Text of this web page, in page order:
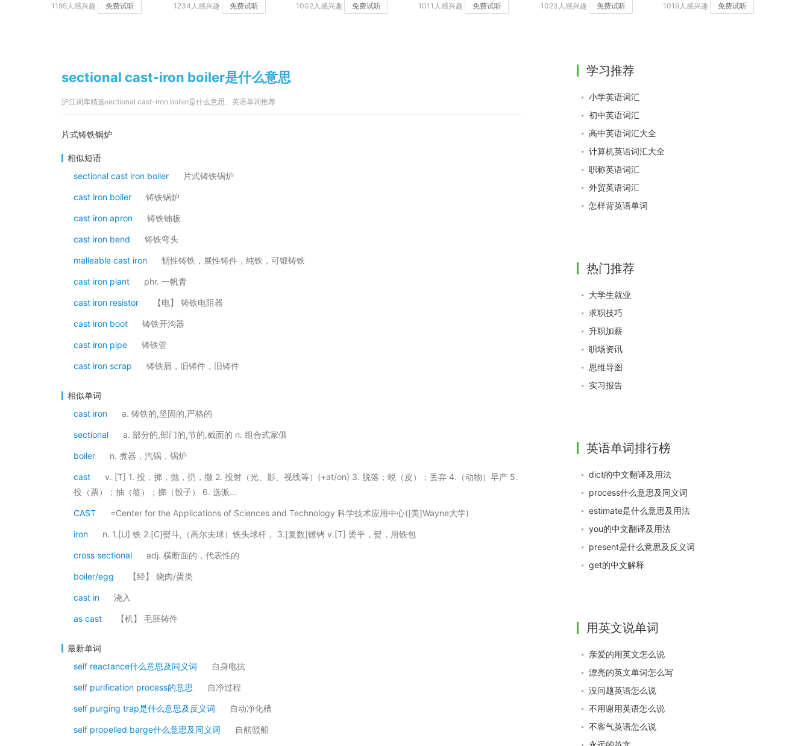
1195人感兴趣 免费试听 1234人感兴趣 免费试听 1002人感兴趣 免费试听 1011人感兴趣 免费试听 1023人感兴趣 免费试听 1019人感兴趣 免费试听
sectional cast-iron boiler是什么意思
沪江词库精选sectional cast-iron boiler是什么意思、英语单词推荐
片式铸铁锅炉
相似短语
sectional cast iron boiler
片式铸铁锅炉
cast iron boiler 铸铁锅炉
cast iron apron 铸铁铺板
cast iron bend 铸铁弯头
malleable cast iron 韧性铸铁，展性铸件，纯铁，可锻铸铁
cast iron plant phr. 一帆青
cast iron resistor 【电】 铸铁电阻器
cast iron boot 铸铁开沟器
cast iron pipe 铸铁管
cast iron scrap 铸铁屑，旧铸件，旧铸件
相似单词
cast iron
a. 铸铁的,坚固的,严格的
sectional a. 部分的,部门的,节的,截面的 n. 组合式家俱
boiler n. 煮器，汽锅，锅炉
cast
v. [T] 1. 投，掷，抛，扔，撒 2. 投射（光、影、视线等）(+at/on) 3. 脱落；蜕（皮）；丢弃 4.（动物）早产 5.
投（票）；抽（签）；掷（骰子） 6. 选派...
CAST =Center for the Applications of Sciences and Technology 科学技术应用中心([美]Wayne大学)
iron n. 1.[U] 铁 2.[C]熨斗,（高尔夫球）铁头球杆， 3.[复数]镣铐 v.[T] 烫平，熨，用铁包
cross sectional adj. 横断面的，代表性的
boiler/egg 【经】 烧肉/蛋类
cast in 浇入
as cast 【机】 毛胚铸件
最新单词
self reactance什么意思及同义词
自身电抗
self purification process的意思 自净过程
self purging trap是什么意思及反义词 自动净化槽
self propelled barge什么意思及同义词 自航驳船
学习推荐
小学英语词汇
初中英语词汇
高中英语词汇大全
计算机英语词汇大全
职称英语词汇
外贸英语词汇
怎样背英语单词
热门推荐
大学生就业
求职技巧
升职加薪
职场资讯
思维导图
实习报告
英语单词排行榜
dict的中文翻译及用法
process什么意思及同义词
estimate是什么意思及用法
you的中文翻译及用法
present是什么意思及反义词
get的中文解释
用英文说单词
亲爱的用英文怎么说
漂亮的英文单词怎么写
没问题英语怎么说
不用谢用英语怎么说
不客气英语怎么说